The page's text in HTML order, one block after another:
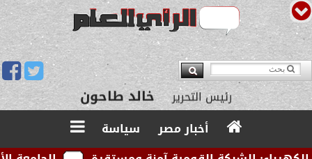
رئيس التحرير خالد طاحون
مدير التحرير يوسف قبودان
أخبار مصر
سياسة